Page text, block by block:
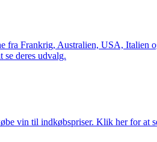
fra Frankrig, Australien, USA, Italien
se deres udvalg.
vin til indkøbspriser. Klik her for at